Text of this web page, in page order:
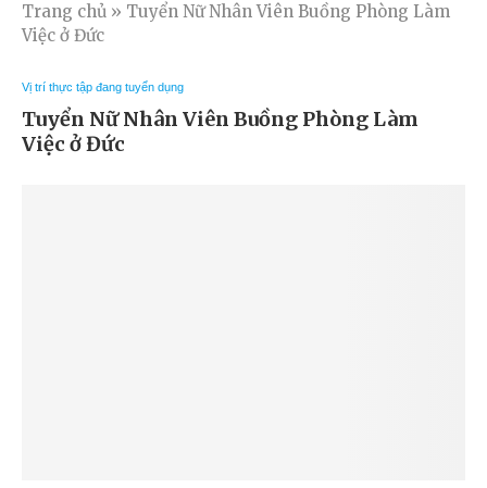
Trang chủ » Tuyển Nữ Nhân Viên Buồng Phòng Làm
Việc ở Đức
Vị trí thực tập đang tuyển dụng
Tuyển Nữ Nhân Viên Buồng Phòng Làm
Việc ở Đức